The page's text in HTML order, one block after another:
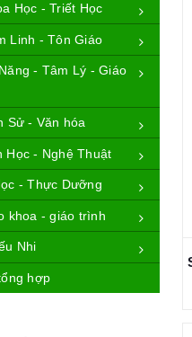
Học - Triết Học
Linh - Tôn Giáo
- Tâm Lý - Giáo
Sử - Văn hóa
Học - Nghệ Thuật
- Thực Dưỡng
khoa - giáo trình
Nhi
hợp